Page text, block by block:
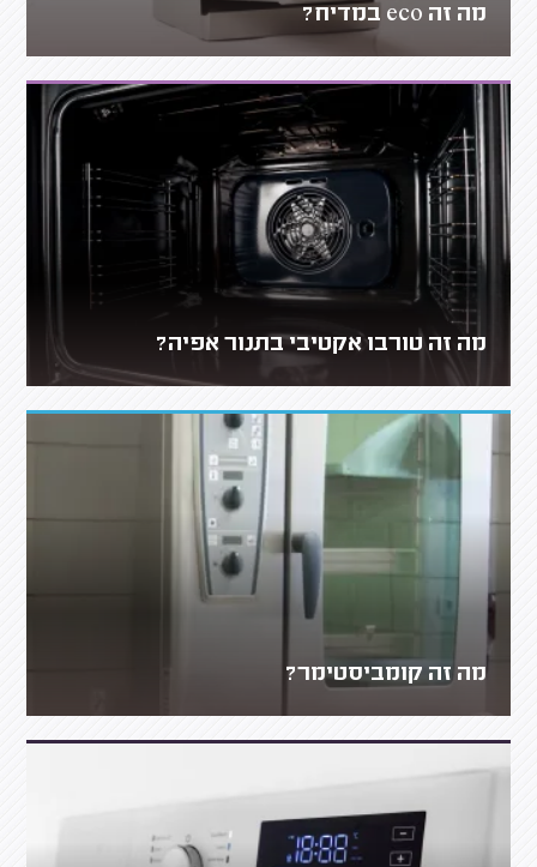
מה זה eco במדיח?
מה זה טורבו אקטיבי בתנור אפיה?
מה זה קומביסטימר?